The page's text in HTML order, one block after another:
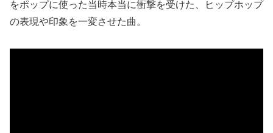
をポップに使った当時本当に衝撃を受けた、ヒップホップ
の表現や印象を一変させた曲。